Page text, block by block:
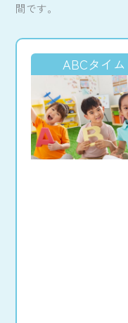
間です。
ABCタイム